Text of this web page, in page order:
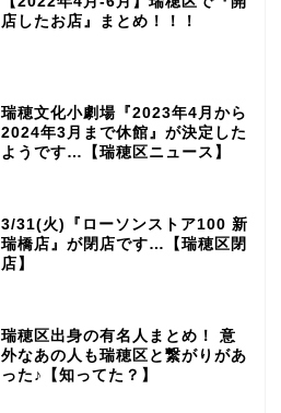
店したお店』まとめ！！！
瑞穂文化小劇場『2023年4月から
2024年3月まで休館』が決定した
ようです…【瑞穂区ニュース】
3/31(火)『ローソンストア100 新
瑞橋店』が閉店です…【瑞穂区閉
店】
瑞穂区出身の有名人まとめ！ 意
外なあの人も瑞穂区と繋がりがあ
った♪【知ってた？】